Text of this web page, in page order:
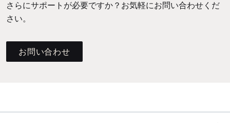
さらにサポートが必要ですか？お気軽にお問い合わせくだ
さい。
お問い合わせ